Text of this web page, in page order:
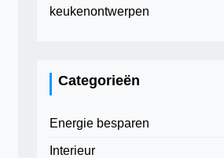
keukenontwerpen
Categorieën
Energie besparen
Interieur